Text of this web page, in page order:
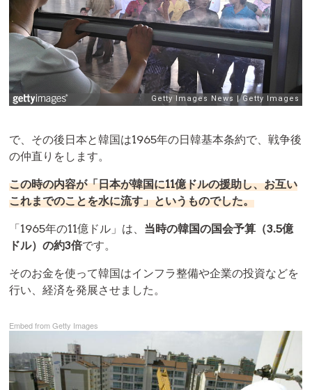
で、その後日本と韓国は1965年の日韓基本条約で、戦争後
の仲直りをします。
この時の内容が「日本が韓国に11億ドルの援助し、お互い
これまでのことを水に流す」というものでした。
「1965年の11億ドル」は、 当時の韓国の国会予算（3.5億
ドル）の約3倍です。
そのお金を使って韓国はインフラ整備や企業の投資などを
行い、経済を発展させました。
Embed from Getty Images